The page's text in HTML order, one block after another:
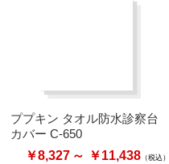
ププキン タオル防水診察台
カバー C-650
￥8,327
￥11,438